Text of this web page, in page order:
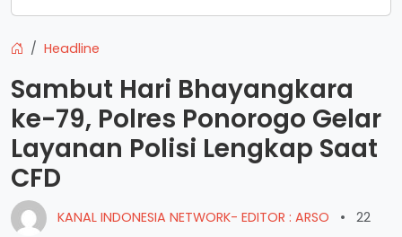
Headline
Sambut Hari Bhayangkara
ke-79, Polres Ponorogo Gelar
Layanan Polisi Lengkap Saat
CFD
KANAL INDONESIA NETWORK- EDITOR : ARSO •
22